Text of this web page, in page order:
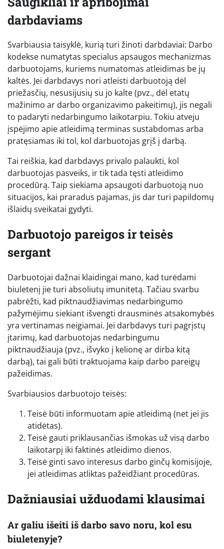
darbdaviams
Svarbiausia taisyklė, kurią turi žinoti darbdaviai: Darbo
kodekse numatytas specialus apsaugos mechanizmas
darbuotojams, kuriems numatomas atleidimas be jų
kaltės. Jei darbdavys nori atleisti darbuotoją dėl
priežasčių, nesusijusių su jo kalte (pvz., dėl etatų
mažinimo ar darbo organizavimo pakeitimų), jis negali
to padaryti nedarbingumo laikotarpiu. Tokiu atveju
įspėjimo apie atleidimą terminas sustabdomas arba
pratęsiamas iki tol, kol darbuotojas grįš į darbą.
Tai reiškia, kad darbdavys privalo palaukti, kol
darbuotojas pasveiks, ir tik tada tęsti atleidimo
procedūrą. Taip siekiama apsaugoti darbuotoją nuo
situacijos, kai praradus pajamas, jis dar turi papildomų
išlaidų sveikatai gydyti.
Darbuotojo pareigos ir teisės
sergant
Darbuotojai dažnai klaidingai mano, kad turėdami
biuletenį jie turi absoliutų imunitetą. Tačiau svarbu
pabrėžti, kad piktnaudžiavimas nedarbingumo
pažymėjimu siekiant išvengti drausminės atsakomybės
yra vertinamas neigiamai. Jei darbdavys turi pagrįstų
įtarimų, kad darbuotojas nedarbingumu
piktnaudžiauja (pvz., išvyko į kelionę ar dirba kitą
darbą), tai gali būti traktuojama kaip darbo pareigų
pažeidimas.
Svarbiausios darbuotojo teisės:
Teisė būti informuotam apie atleidimą (net jei jis
atidėtas).
Teisė gauti priklausančias išmokas už visą darbo
laikotarpį iki faktinės atleidimo dienos.
Teisė ginti savo interesus darbo ginčų komisijoje,
jei atleidimas atliktas pažeidžiant procedūras.
Dažniausiai užduodami klausimai
Ar galiu išeiti iš darbo savo noru, kol esu
biuletenyje?